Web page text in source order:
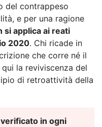
del contrappeso
e per una ragione
si applica ai reati
2020. Chi ricade in
che corre né il
la reviviscenza del
di retroattività della
in ogni